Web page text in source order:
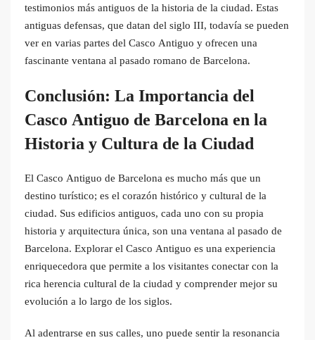
testimonios más antiguos de la historia de la ciudad. Estas
antiguas defensas, que datan del siglo III, todavía se pueden
ver en varias partes del Casco Antiguo y ofrecen una
fascinante ventana al pasado romano de Barcelona.
Conclusión: La Importancia del
Casco Antiguo de Barcelona en la
Historia y Cultura de la Ciudad
El Casco Antiguo de Barcelona es mucho más que un
destino turístico; es el corazón histórico y cultural de la
ciudad. Sus edificios antiguos, cada uno con su propia
historia y arquitectura única, son una ventana al pasado de
Barcelona. Explorar el Casco Antiguo es una experiencia
enriquecedora que permite a los visitantes conectar con la
rica herencia cultural de la ciudad y comprender mejor su
evolución a lo largo de los siglos.
Al adentrarse en sus calles, uno puede sentir la resonancia